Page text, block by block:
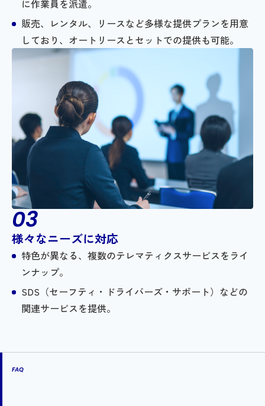
に作業員を派遣。
販売、レンタル、リースなど多様な提供プランを用意
しており、オートリースとセットでの提供も可能。
様々なニーズに対応
特色が異なる、複数のテレマティクスサービスをライ
ンナップ。
SDS（セーフティ・ドライバーズ・サポート）などの
関連サービスを提供。
FAQ